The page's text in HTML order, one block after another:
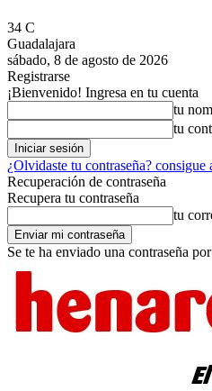
34 C
Guadalajara
sábado, 8 de agosto de 2026
Registrarse
¡Bienvenido! Ingresa en tu cuenta
tu
tu
¿Olvidaste tu contraseña? consigue
Recuperación de contraseña
Recupera tu contraseña
tu
Se te ha enviado una contraseña